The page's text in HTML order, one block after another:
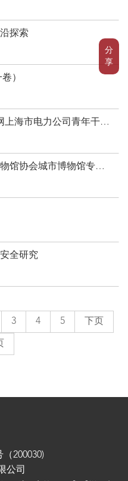
分
享
探索
）
上海市电力公司青年干部
馆协会城市博物馆专业
全研究
3 4 5 下页
200030)
公司